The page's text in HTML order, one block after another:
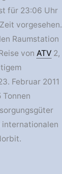
für 23:06 Uhr
vorgesehen.
Raumstation
von ATV 2,
Februar 2011
Tonnen